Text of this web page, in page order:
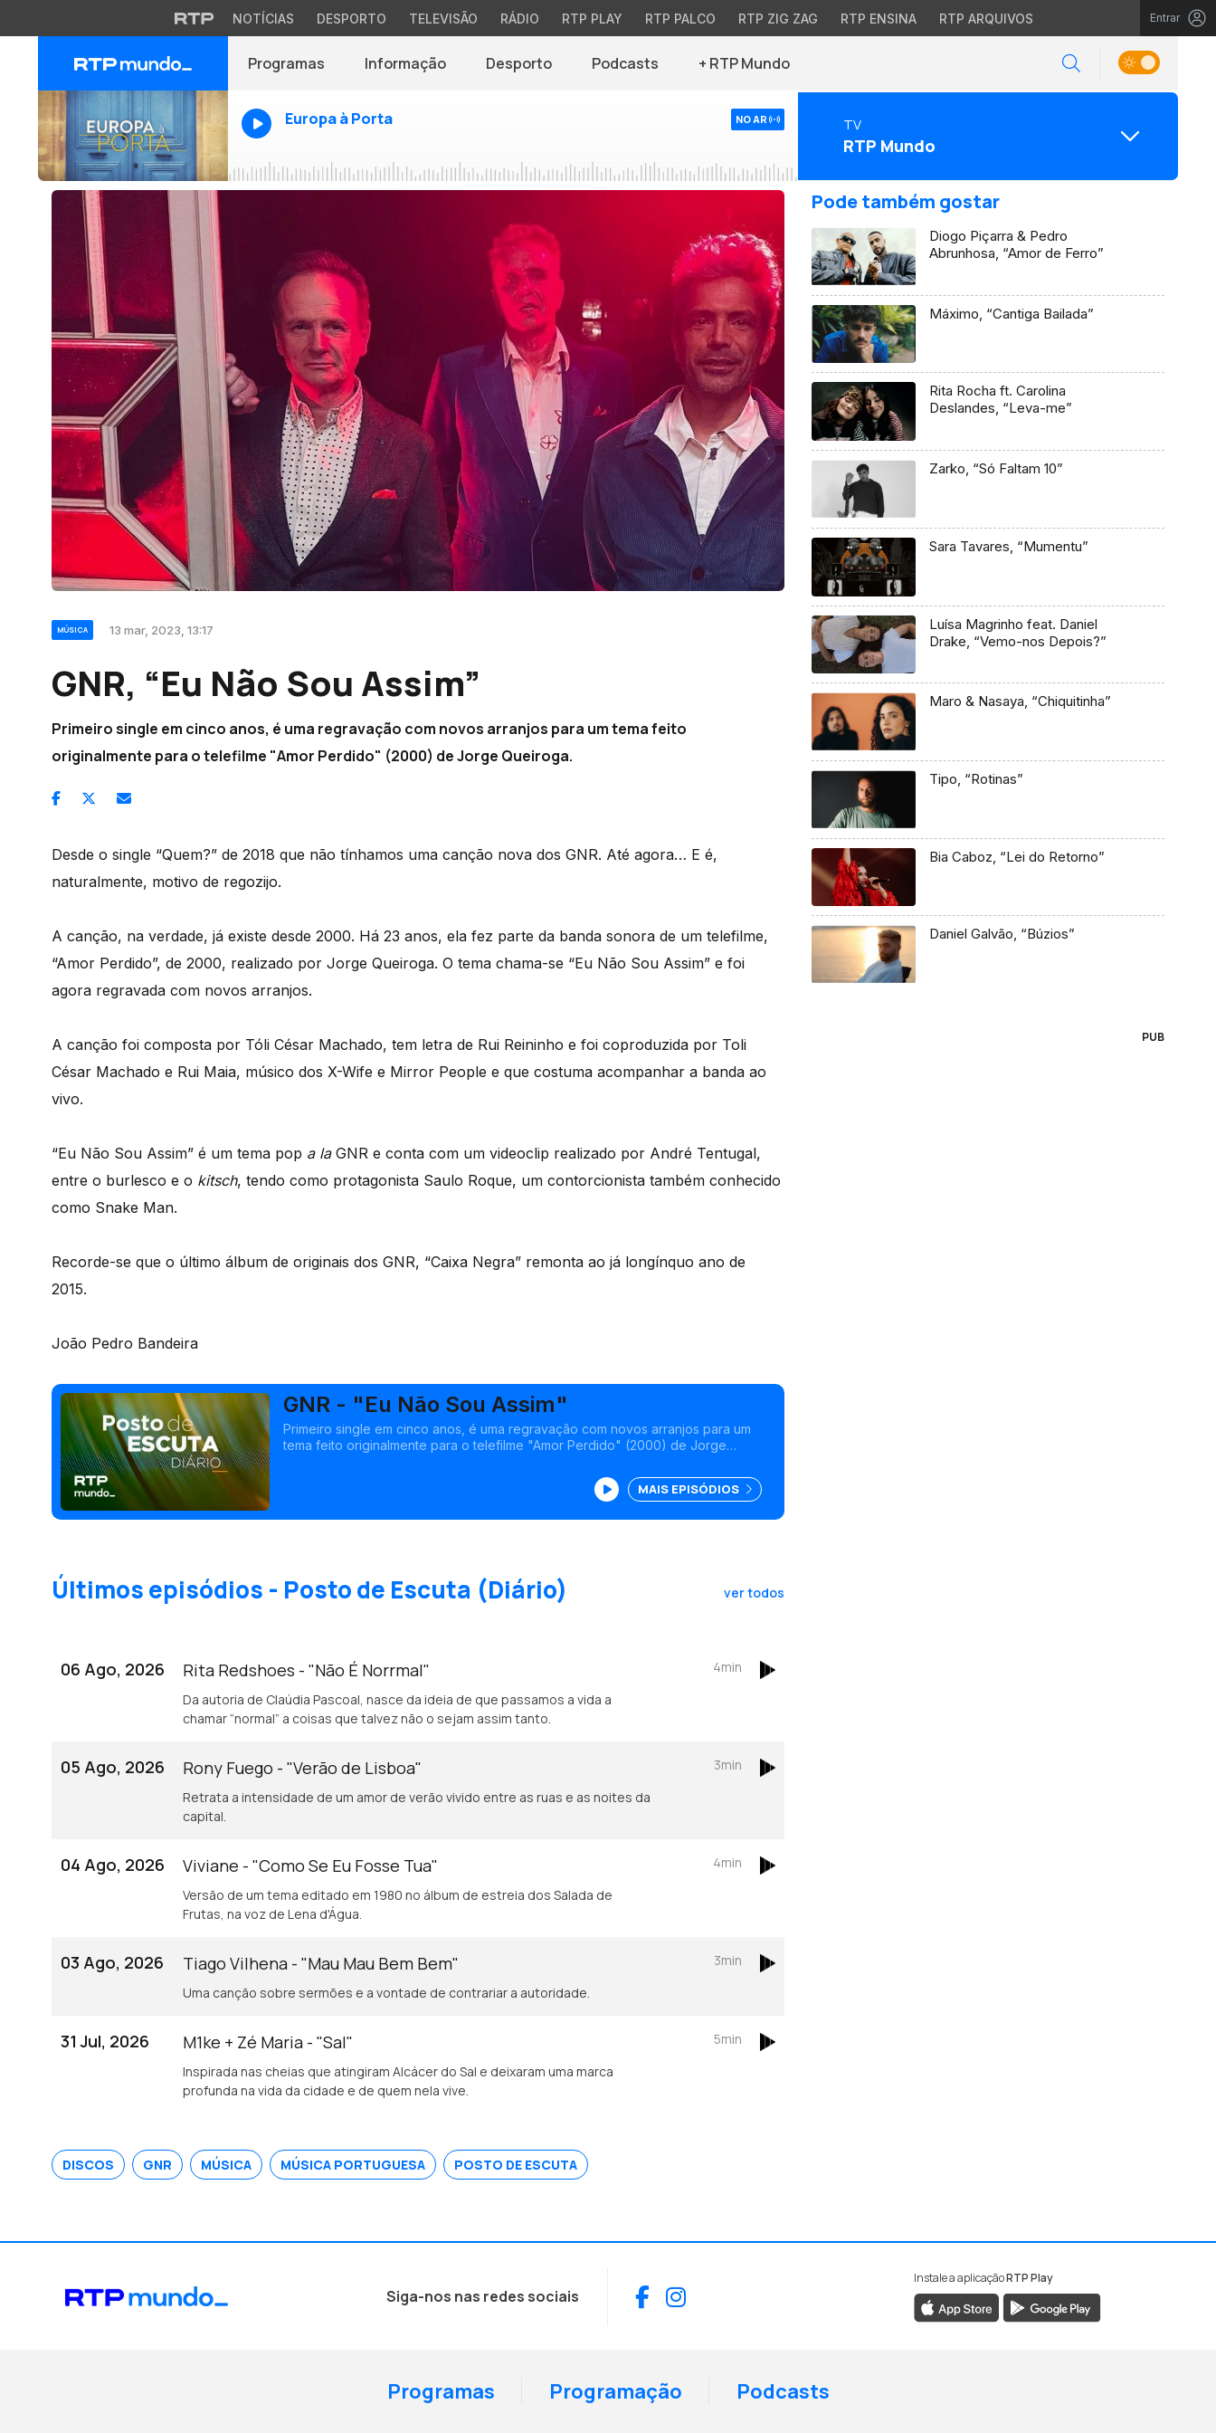
NOTÍCIAS DESPORTO TELEVISÃO RÁDIO RTP PLAY RTP PALCO RTP ZIG ZAG RTP ENSINA RTP ARQUIVOS Entrar
Programas Informação Desporto Podcasts + RTP Mundo
Europa à Porta NO AR TV
RTP Mundo
MÚSICA 13 mar, 2023, 13:17
GNR, “Eu Não Sou Assim”
Primeiro single em cinco anos, é uma regravação com novos arranjos para um tema feito
originalmente para o telefilme "Amor Perdido" (2000) de Jorge Queiroga.
Desde o single “Quem?” de 2018 que não tínhamos uma canção nova dos GNR. Até agora… E é,
naturalmente, motivo de regozijo.
A canção, na verdade, já existe desde 2000. Há 23 anos, ela fez parte da banda sonora de um telefilme,
“Amor Perdido”, de 2000, realizado por Jorge Queiroga. O tema chama-se “Eu Não Sou Assim” e foi
agora regravada com novos arranjos.
A canção foi composta por Tóli César Machado, tem letra de Rui Reininho e foi coproduzida por Toli
César Machado e Rui Maia, músico dos X-Wife e Mirror People e que costuma acompanhar a banda ao
vivo.
“Eu Não Sou Assim” é um tema pop a laGNR e conta com um videoclip realizado por André Tentugal,
entre o burlesco e o kitsch, tendo como protagonista Saulo Roque, um contorcionista também conhecido
como Snake Man.
Recorde-se que o último álbum de originais dos GNR, “Caixa Negra” remonta ao já longínquo ano de
2015.
João Pedro Bandeira
GNR - "Eu Não Sou Assim"
Primeiro single em cinco anos, é uma regravação com novos arranjos para um
tema feito originalmente para o telefilme "Amor Perdido" (2000) de Jorge
MAIS EPISÓDIOS
Últimos episódios - Posto de Escuta (Diário) ver todos
06 Ago, 2026 Rita Redshoes - "Não É Norrmal"
Da autoria de Claúdia Pascoal, nasce da ideia de que passamos a vida a
chamar “normal” a coisas que talvez não o sejam assim tanto.
4min
05 Ago, 2026 Rony Fuego - "Verão de Lisboa"
Retrata a intensidade de um amor de verão vivido entre as ruas e as noites da
capital.
3min
04 Ago, 2026 Viviane - "Como Se Eu Fosse Tua"
Versão de um tema editado em 1980 no álbum de estreia dos Salada de
Frutas, na voz de Lena d'Água.
4min
03 Ago, 2026 Tiago Vilhena - "Mau Mau Bem Bem"
Uma canção sobre sermões e a vontade de contrariar a autoridade.
3min
31 Jul, 2026 M1ke + Zé Maria - "Sal"
Inspirada nas cheias que atingiram Alcácer do Sal e deixaram uma marca
profunda na vida da cidade e de quem nela vive.
5min
DISCOS GNR MÚSICA MÚSICA PORTUGUESA POSTO DE ESCUTA
Pode também gostar
Diogo Piçarra & Pedro
Abrunhosa, “Amor de Ferro”
Máximo, “Cantiga Bailada”
Rita Rocha ft. Carolina
Deslandes, “Leva-me”
Zarko, “Só Faltam 10”
Sara Tavares, “Mumentu”
Luísa Magrinho feat. Daniel
Drake, “Vemo-nos Depois?”
Maro & Nasaya, “Chiquitinha”
Tipo, “Rotinas”
Bia Caboz, “Lei do Retorno”
Daniel Galvão, “Búzios”
PUB
Siga-nos nas redes sociais Facebook
Instagram
Instale a aplicaçãoRTP Play
Programas Programação Podcasts